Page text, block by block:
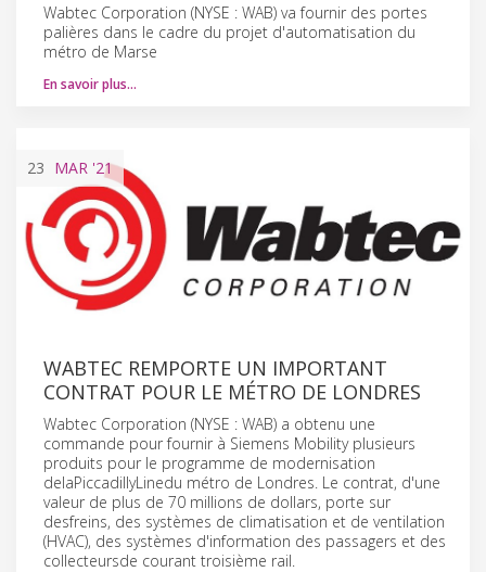
Wabtec Corporation (NYSE : WAB) va fournir des portes
palières dans le cadre du projet d'automatisation du
métro de Marse
En savoir plus…
23 MAR '21
WABTEC REMPORTE UN IMPORTANT
CONTRAT POUR LE MÉTRO DE LONDRES
Wabtec Corporation (NYSE : WAB) a obtenu une
commande pour fournir à Siemens Mobility plusieurs
produits pour le programme de modernisation
delaPiccadillyLinedu métro de Londres. Le contrat, d'une
valeur de plus de 70 millions de dollars, porte sur
desfreins, des systèmes de climatisation et de ventilation
(HVAC), des systèmes d'information des passagers et des
collecteursde courant troisième rail.